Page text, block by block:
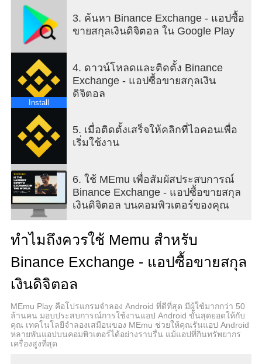
ซื้อสกุลเงินดิจิทัลและเติมเงินในกระเป๋าสตางค์ของคุณ
ภายในไม่กี่นาทีด้วยตัวเลือกการชำระเงินที่ยืดหยุ่น
รวมถึงเครดิต/เดบิต การโอนเงินผ่านธนาคาร และการ
ค้นหาเทรดเดอร์ชั้นนำและจำลองกลยุทธ์การซื้อขาย
ด้วยการแตะเพียงครั้งเดียว
รับรางวัลทุกวันจากสินทรัพย์ที่ไม่ได้ใช้งานของคุณ
รับรางวัลจากการปักหลัก การลงทุนแบบคู่ และการทำ
ฟาร์มที่ให้ผลตอบแทน เก็บเกี่ยวผลประโยชน์จากการ
ปักหลักสกุลเงินดิจิทัลในสินทรัพย์ยอดนิยม เช่น Bitcoin
(BTC) หรือ Solana (SOL)
ใช้การลงทุนอัตโนมัติเพื่อซื้อ crypto และรับรายได้ใน
เวลาเดียวกัน
สนับสนุนโครงการบล็อกเชนและสกุลเงินดิจิทัลที่เกิด
ขึ้นใหม่บน Binance Launchpad**
การแลกเปลี่ยน CRYPTO ที่ปลอดภัย สอดคล้อง และ
อยู่ภายใต้การควบคุม
Binance คือการแลกเปลี่ยน crypto ที่มีการควบคุมมาก
ที่สุดในโลก โดยมีใบอนุญาต การลงทะเบียน และการ
อนุมัติข้ามเขตอำนาจศาลหลายแห่ง
เงินทุนของผู้ใช้ทั้งหมดจะถูกจัดขึ้น 1:1 ใน Secure
Asset Fund for Users (SAFU) มูลค่า 1 พันล้าน
3. ค้นหา Binance Exchange - แอปซื้อ
ขายสกุลเงินดิจิตอล ใน Google Play
Install
4. ดาวน์โหลดและติดตั้ง Binance
Exchange - แอปซื้อขายสกุลเงิน
ดิจิตอล
5. เมื่อติดตั้งเสร็จให้คลิกที่ไอคอนเพื่อ
เริ่มใช้งาน
6. ใช้ MEmu เพื่อสัมผัสประสบการณ์
Binance Exchange - แอปซื้อขายสกุล
เงินดิจิตอล บนคอมพิวเตอร์ของคุณ
ทำไมถึงควรใช้ Memu สำหรับ
Binance Exchange - แอปซื้อขายสกุล
เงินดิจิตอล
MEmu Play คือโปรแกรมจำลอง Android ที่ดีที่สุด มีผู้ใช้มากกว่า 50
ล้านคน มอบประสบการณ์การใช้งานแอป Android ขั้นสุดยอดให้กับ
คุณ เทคโนโลยีจำลองเสมือนของ MEmu ช่วยให้คุณรันแอป Android
หลายพันแอปบนคอมพิวเตอร์ได้อย่างราบรื่น แม้แอปที่กินทรัพยากร
เครื่องสูงที่สุด